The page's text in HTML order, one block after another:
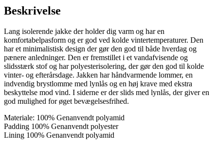
antal
Beskrivelse
Lang isolerende jakke der holder dig varm og har en
komfortabelpasform og er god ved kolde vintertemperaturer. Den
har et minimalistisk design der gør den god til både hverdag og
pænere anledninger. Den er fremstillet i et vandafvisende og
slidsstærk stof og har polyesterisolering, der gør den god til kolde
vinter- og efterårsdage. Jakken har håndvarmende lommer, en
indvendig brystlomme med lynlås og en høj krave med ekstra
beskyttelse mod vind. I siderne er der slids med lynlås, der giver en
god mulighed for øget bevægelsesfrihed.
Materiale: 100% Genanvendt polyamid
Padding 100% Genanvendt polyester
Lining 100% Genanvendt polyamid